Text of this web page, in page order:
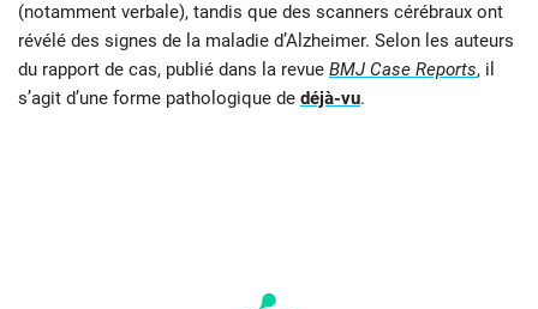
(notamment verbale), tandis que des scanners cérébraux ont
révélé des signes de la maladie d’Alzheimer. Selon les auteurs
du rapport de cas, publié dans la revue BMJ Case Reports, il
s’agit d’une forme pathologique de déjà-vu.